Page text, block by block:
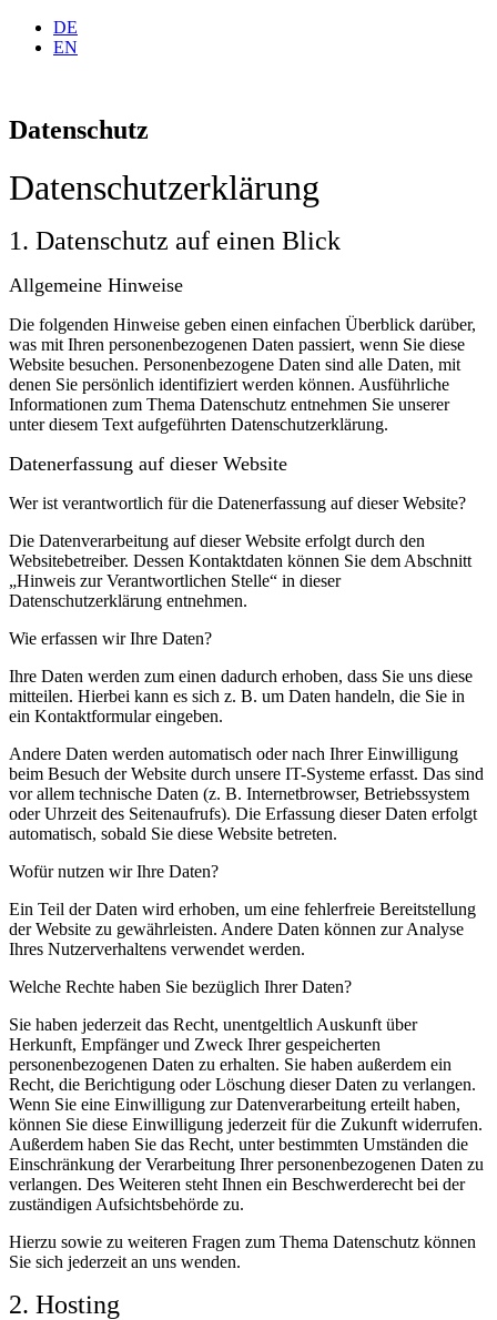
DE
EN
Datenschutz
Datenschutz­erklärung
1. Datenschutz auf einen Blick
Allgemeine Hinweise
Die folgenden Hinweise geben einen einfachen Überblick darüber,
was mit Ihren personenbezogenen Daten passiert, wenn Sie diese
Website besuchen. Personenbezogene Daten sind alle Daten, mit
denen Sie persönlich identifiziert werden können. Ausführliche
Informationen zum Thema Datenschutz entnehmen Sie unserer
unter diesem Text aufgeführten Datenschutzerklärung.
Datenerfassung auf dieser Website
Wer ist verantwortlich für die Datenerfassung auf dieser Website?
Die Datenverarbeitung auf dieser Website erfolgt durch den
Websitebetreiber. Dessen Kontaktdaten können Sie dem Abschnitt
„Hinweis zur Verantwortlichen Stelle“ in dieser
Datenschutzerklärung entnehmen.
Wie erfassen wir Ihre Daten?
Ihre Daten werden zum einen dadurch erhoben, dass Sie uns diese
mitteilen. Hierbei kann es sich z. B. um Daten handeln, die Sie in
ein Kontaktformular eingeben.
Andere Daten werden automatisch oder nach Ihrer Einwilligung
beim Besuch der Website durch unsere IT-Systeme erfasst. Das sind
vor allem technische Daten (z. B. Internetbrowser, Betriebssystem
oder Uhrzeit des Seitenaufrufs). Die Erfassung dieser Daten erfolgt
automatisch, sobald Sie diese Website betreten.
Wofür nutzen wir Ihre Daten?
Ein Teil der Daten wird erhoben, um eine fehlerfreie Bereitstellung
der Website zu gewährleisten. Andere Daten können zur Analyse
Ihres Nutzerverhaltens verwendet werden.
Welche Rechte haben Sie bezüglich Ihrer Daten?
Sie haben jederzeit das Recht, unentgeltlich Auskunft über
Herkunft, Empfänger und Zweck Ihrer gespeicherten
personenbezogenen Daten zu erhalten. Sie haben außerdem ein
Recht, die Berichtigung oder Löschung dieser Daten zu verlangen.
Wenn Sie eine Einwilligung zur Datenverarbeitung erteilt haben,
können Sie diese Einwilligung jederzeit für die Zukunft widerrufen.
Außerdem haben Sie das Recht, unter bestimmten Umständen die
Einschränkung der Verarbeitung Ihrer personenbezogenen Daten zu
verlangen. Des Weiteren steht Ihnen ein Beschwerderecht bei der
zuständigen Aufsichtsbehörde zu.
Hierzu sowie zu weiteren Fragen zum Thema Datenschutz können
Sie sich jederzeit an uns wenden.
2. Hosting